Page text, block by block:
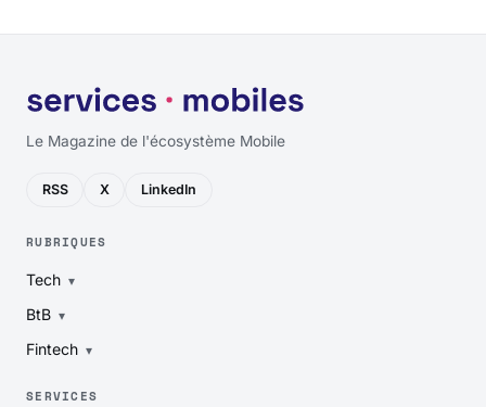
Le Magazine de l'écosystème Mobile
RSS X LinkedIn
RUBRIQUES
Tech
BtB
Fintech
SERVICES